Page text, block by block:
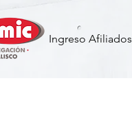
Ingreso Afiliados